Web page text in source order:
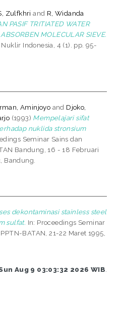
Zulfkhri and R, Widanda
PASIF TRITIATED WATER
MOLECULAR SIEVE.
Indonesia, 4 (1). pp. 95-
Aminjoyo and Djoko,
(1993) Mempelajari sifat
nuklida stronsium
Seminar Sains dan
Bandung, 16 - 18 Februari
Bandung.
dekontaminasi stainless steel
sulfat. In: Proceedings Seminar
BATAN, 21-22 Maret 1995,
Aug 9 03:03:32 2026 WIB